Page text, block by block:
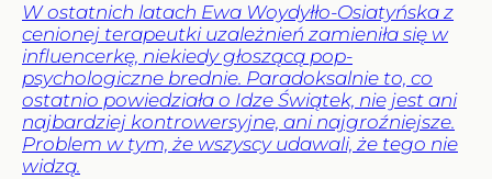
W ostatnich latach Ewa Woydyłło-Osiatyńska z
cenionej terapeutki uzależnień zamieniła się w
influencerkę, niekiedy głoszącą pop-
psychologiczne brednie. Paradoksalnie to, co
ostatnio powiedziała o Idze Świątek, nie jest ani
najbardziej kontrowersyjne, ani najgroźniejsze.
Problem w tym, że wszyscy udawali, że tego nie
widzą.